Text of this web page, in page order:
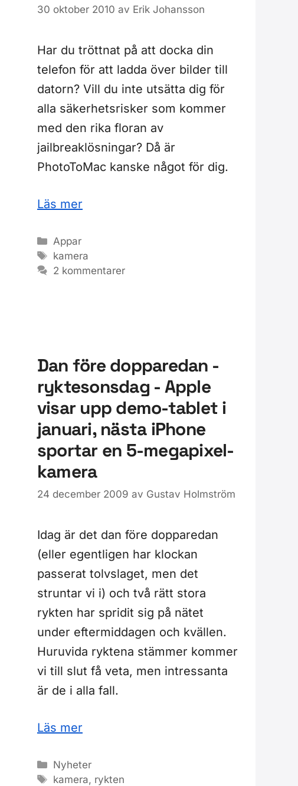
30 oktober 2010 av Erik Johansson
Har du tröttnat på att docka din
telefon för att ladda över bilder till
datorn? Vill du inte utsätta dig för
alla säkerhetsrisker som kommer
med den rika floran av
jailbreaklösningar? Då är
PhotoToMac kanske något för dig.
Läs mer
Kategorier
Appar
Etiketter
kamera
2 kommentarer
Dan före dopparedan -
ryktesonsdag - Apple
visar upp demo-tablet i
januari, nästa iPhone
sportar en 5-megapixel-
kamera
24 december 2009 av Gustav Holmström
Idag är det dan före dopparedan
(eller egentligen har klockan
passerat tolvslaget, men det
struntar vi i) och två rätt stora
rykten har spridit sig på nätet
under eftermiddagen och kvällen.
Huruvida ryktena stämmer kommer
vi till slut få veta, men intressanta
är de i alla fall.
Läs mer
Kategorier
Nyheter
Etiketter
kamera, rykten